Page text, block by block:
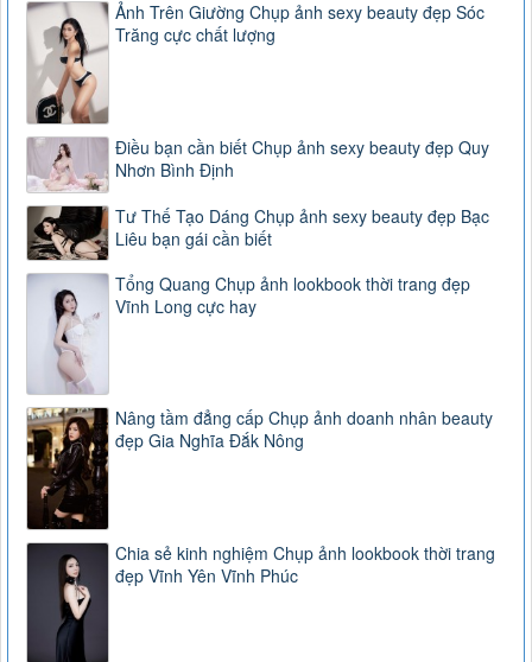
Ảnh Trên Giường Chụp ảnh sexy beauty đẹp Sóc
Trăng cực chất lượng
Điều bạn cần biết Chụp ảnh sexy beauty đẹp Quy
Nhơn Bình Định
Tư Thế Tạo Dáng Chụp ảnh sexy beauty đẹp Bạc
Liêu bạn gái cần biết
Tổng Quang Chụp ảnh lookbook thời trang đẹp
Vĩnh Long cực hay
Nâng tầm đẳng cấp Chụp ảnh doanh nhân beauty
đẹp Gia Nghĩa Đắk Nông
Chia sẻ kinh nghiệm Chụp ảnh lookbook thời trang
đẹp Vĩnh Yên Vĩnh Phúc